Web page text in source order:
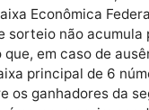
o
no ano, a Mega
estimado em
valor da
Econômica